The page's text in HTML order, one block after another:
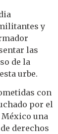
y
las
de la
urbe.
con
por el
una
derechos